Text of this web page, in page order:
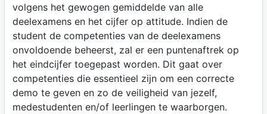
volgens het gewogen gemiddelde van alle
deelexamens en het cijfer op attitude. Indien de
student de competenties van de deelexamens
onvoldoende beheerst, zal er een puntenaftrek op
het eindcijfer toegepast worden. Dit gaat over
competenties die essentieel zijn om een correcte
demo te geven en zo de veiligheid van jezelf,
medestudenten en/of leerlingen te waarborgen.